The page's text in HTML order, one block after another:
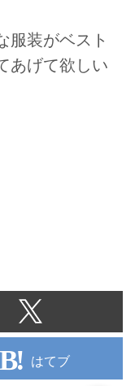
服装がベスト
あげて欲しい
はてブ